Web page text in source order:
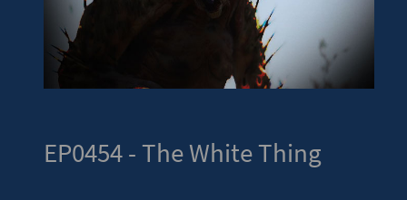
EP0454 - The White Thing